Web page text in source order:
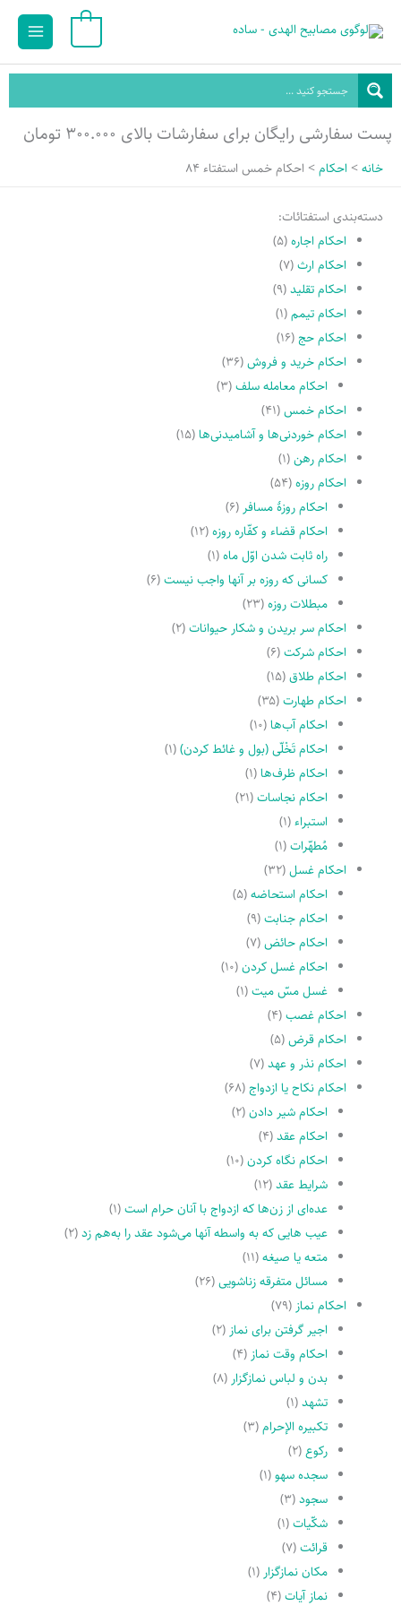
محتوا
Main
پست سفارشی رایگان برای سفارشات بالای ۳۰۰.۰۰۰ تومان
خانه احکام احکام خمس استفتاء 84
دسته‌بندی استفتائات:
احکام اجاره(۵)
احکام ارث(۷)
احکام تقلید(۹)
احکام تیمم(۱)
احکام حج(۱۶)
احکام خرید و فروش(۳۶)
احکام معامله سلف(۳)
احکام خمس(۴۱)
احکام خوردنی‌ها و آشامیدنی‌ها(۱۵)
احکام رهن(۱)
احکام روزه(۵۴)
احکام روزۀ مسافر (۶)
احکام قضاء و کفّاره روزه(۱۲)
راه ثابت شدن اوّل ماه(۱)
کسانى که روزه بر آنها واجب نیست(۶)
مبطلات روزه(۲۳)
احکام سر بریدن و شکار حیوانات(۲)
احکام شرکت(۶)
احکام طلاق(۱۵)
احکام طهارت(۳۵)
احکام آب‌ها(۱۰)
احکام تَخْلّى (بول و غائط کردن)(۱)
احکام ظرف‌ها(۱)
احکام نجاسات(۲۱)
استبراء(۱)
مُطهّرات(۱)
احکام غسل(۳۲)
احکام استحاضه(۵)
احکام جنابت(۹)
احکام حائض(۷)
احکام غسل کردن(۱۰)
غسل مسّ میت(۱)
احکام غصب(۴)
احکام قرض(۵)
احکام نذر و عهد(۷)
احکام نکاح یا ازدواج(۶۸)
احکام شیر دادن(۲)
احکام عقد(۴)
احکام نگاه کردن(۱۰)
شرایط عقد(۱۲)
عده‌اى از زن‌ها که ازدواج با آنان حرام است(۱)
عیب هایى که به واسطه آنها مى‌شود عقد را به‌هم زد(۲)
متعه یا صیغه(۱۱)
مسائل متفرقه زناشویى(۲۶)
احکام نماز (۷۹)
اجیر گرفتن براى نماز (۲)
احکام وقت نماز (۴)
بدن و لباس نمازگزار (۸)
تشهد(۱)
تکبیره الإحرام(۳)
رکوع(۲)
سجده سهو(۱)
سجود(۳)
شکّیات(۱)
قرائت(۷)
مکان نمازگزار (۱)
نماز آیات(۴)